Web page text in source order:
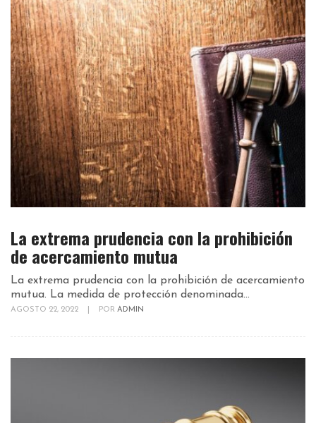
La extrema prudencia con la prohibición
de acercamiento mutua
La extrema prudencia con la prohibición de acercamiento
mutua. La medida de protección denominada...
AGOSTO 22, 2022 POR ADMIN